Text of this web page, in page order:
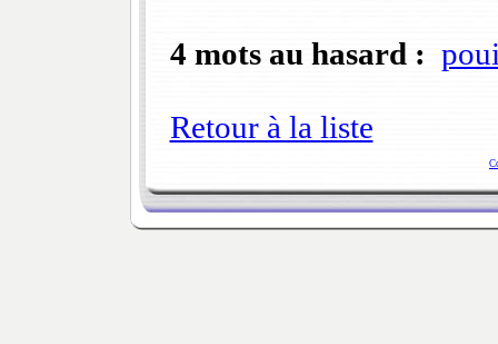
4 mots au hasard :
Retour à la liste